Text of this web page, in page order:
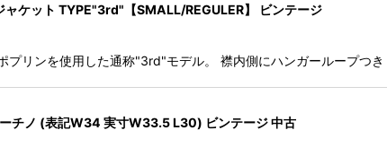
ケット TYPE"3rd"【SMALL/REGULER】 ビンテージ
プリンを使用した通称"3rd"モデル。 襟内側にハンガーループつ
チノ (表記W34 実寸W33.5 L30) ビンテージ 中古